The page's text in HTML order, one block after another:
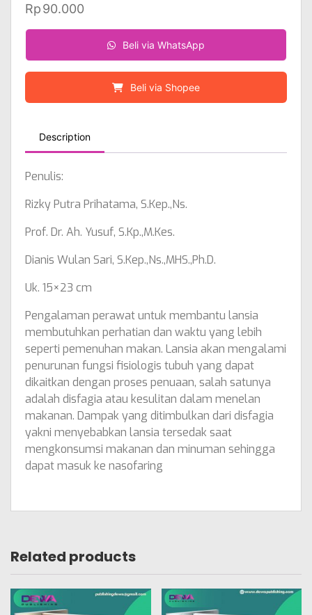
Rp90.000
Beli via WhatsApp
Beli via Shopee
Description
Penulis:
Rizky Putra Prihatama, S.Kep.,Ns.
Prof. Dr. Ah. Yusuf, S.Kp.,M.Kes.
Dianis Wulan Sari, S.Kep.,Ns.,MHS.,Ph.D.
Uk. 15×23 cm
Pengalaman perawat untuk membantu lansia
membutuhkan perhatian dan waktu yang lebih
seperti pemenuhan makan. Lansia akan mengalami
penurunan fungsi fisiologis tubuh yang dapat
dikaitkan dengan proses penuaan, salah satunya
adalah disfagia atau kesulitan dalam menelan
makanan. Dampak yang ditimbulkan dari disfagia
yakni menyebabkan lansia tersedak saat
mengkonsumsi makanan dan minuman sehingga
dapat masuk ke nasofaring
Related products